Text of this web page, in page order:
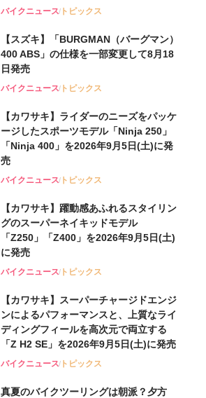
バイクニューストピックス
【スズキ】「BURGMAN（バーグマン）
400 ABS」の仕様を一部変更して8月18
日発売
バイクニューストピックス
【カワサキ】ライダーのニーズをパッケ
ージしたスポーツモデル「Ninja 250」
「Ninja 400」を2026年9月5日(土)に発
売
バイクニューストピックス
【カワサキ】躍動感あふれるスタイリン
グのスーパーネイキッドモデル
「Z250」「Z400」を2026年9月5日(土)
に発売
バイクニューストピックス
【カワサキ】スーパーチャージドエンジ
ンによるパフォーマンスと、上質なライ
ディングフィールを高次元で両立する
「Z H2 SE」を2026年9月5日(土)に発売
バイクニューストピックス
真夏のバイクツーリングは朝派？夕方